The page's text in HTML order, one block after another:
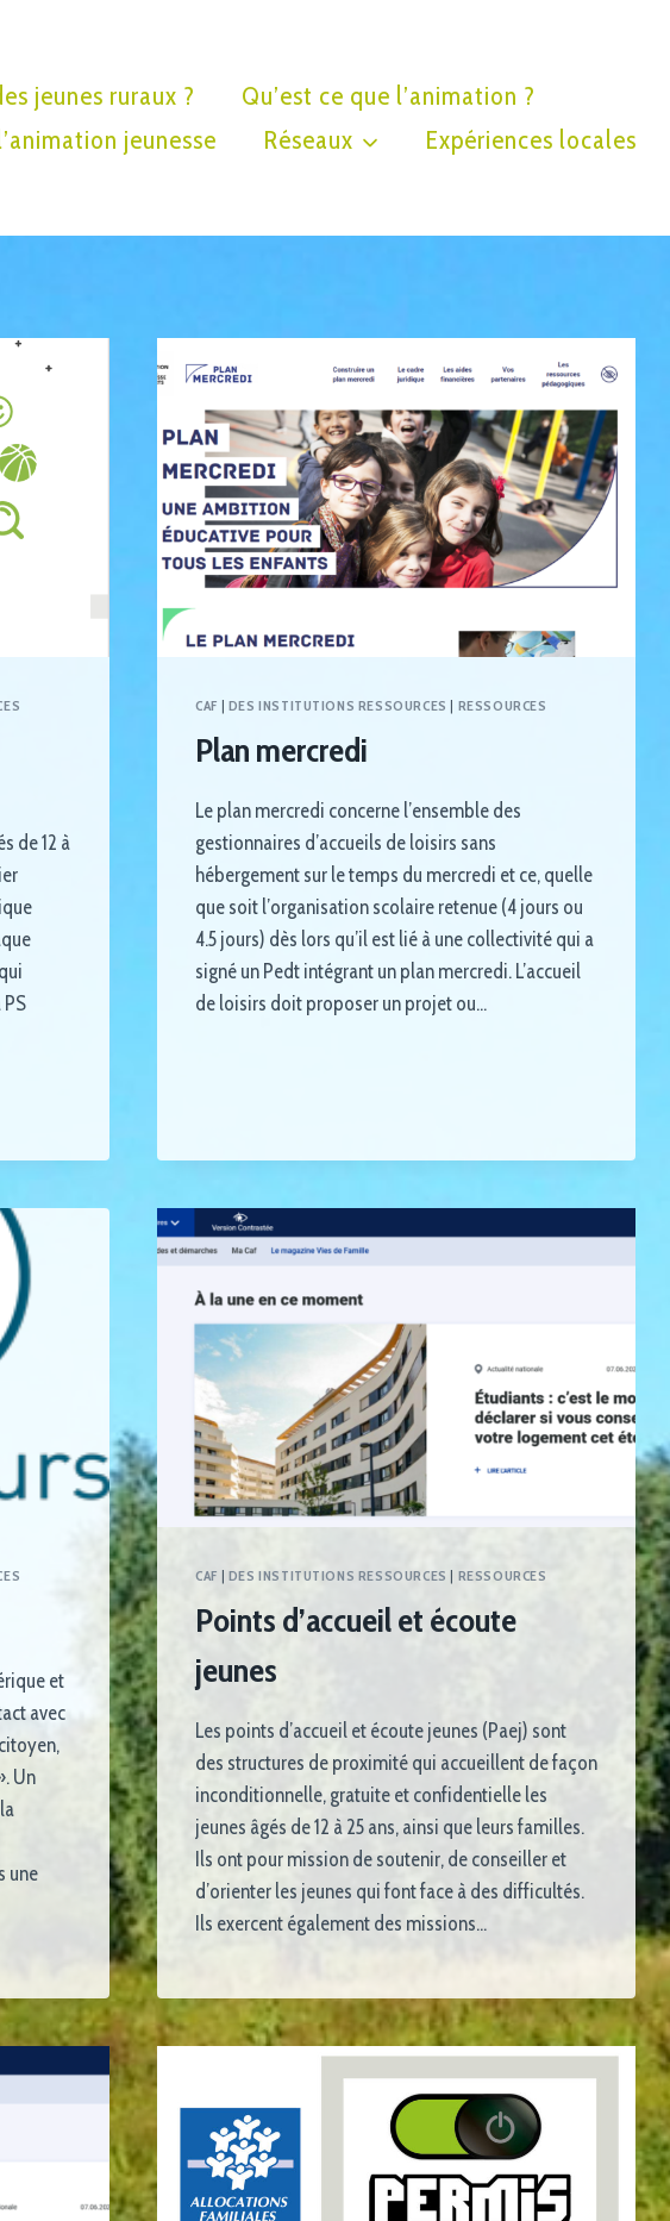
jeunes ruraux ?
Qu’est ce que l’animation ?
jeunesse Réseaux Expériences locales
de 12 à
PS
CAF DES INSTITUTIONS RESSOURCES RESSOURCES
Plan mercredi
Le plan mercredi concerne l’ensemble des
gestionnaires d’accueils de loisirs sans
hébergement sur le temps du mercredi et ce, quelle
que soit l’organisation scolaire retenue (4 jours ou
4.5 jours) dès lors qu’il est lié à une collectivité qui a
signé un Pedt intégrant un plan mercredi. L’accueil
de loisirs doit proposer un projet ou…
et
avec
Un
une
CAF DES INSTITUTIONS RESSOURCES RESSOURCES
Points d’accueil et écoute
jeunes
Les points d’accueil et écoute jeunes (Paej) sont
des structures de proximité qui accueillent de façon
inconditionnelle, gratuite et confidentielle les
jeunes âgés de 12 à 25 ans, ainsi que leurs familles.
Ils ont pour mission de soutenir, de conseiller et
d’orienter les jeunes qui font face à des difficultés.
Ils exercent également des missions…